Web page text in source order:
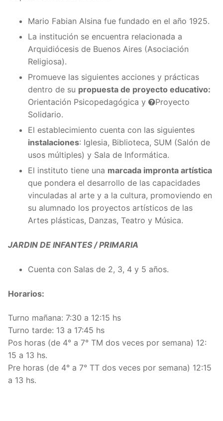
Mario Fabian Alsina fue fundado en el año 1925.
La institución se encuentra relacionada a
Arquidiócesis de Buenos Aires (Asociación
Religiosa).
Promueve las siguientes acciones y prácticas
dentro de su propuesta de proyecto educativo:
Orientación Psicopedagógica y
Proyecto
Solidario.
El establecimiento cuenta con las siguientes
instalaciones: Iglesia, Biblioteca, SUM (Salón de
usos múltiples) y Sala de Informática.
El instituto tiene una marcada impronta artística
que pondera el desarrollo de las capacidades
vinculadas al arte y a la cultura, promoviendo en
su alumnado los proyectos artísticos de las
Artes plásticas, Danzas, Teatro y Música.
JARDIN DE INFANTES / PRIMARIA
Cuenta con Salas de 2, 3, 4 y 5 años.
Horarios:
Turno mañana: 7:30 a 12:15 hs
Turno tarde: 13 a 17:45 hs
Pos horas (de 4° a 7° TM dos veces por semana) 12:
15 a 13 hs.
Pre horas (de 4° a 7° TT dos veces por semana) 12:15
a 13 hs.